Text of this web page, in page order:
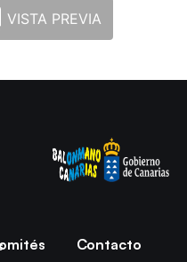
VISTA PREVIA
Contacto